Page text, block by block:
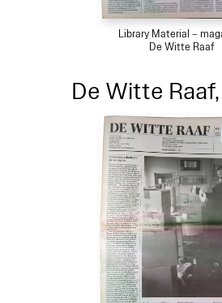
Library Material –
De Witte Raaf
De Witte